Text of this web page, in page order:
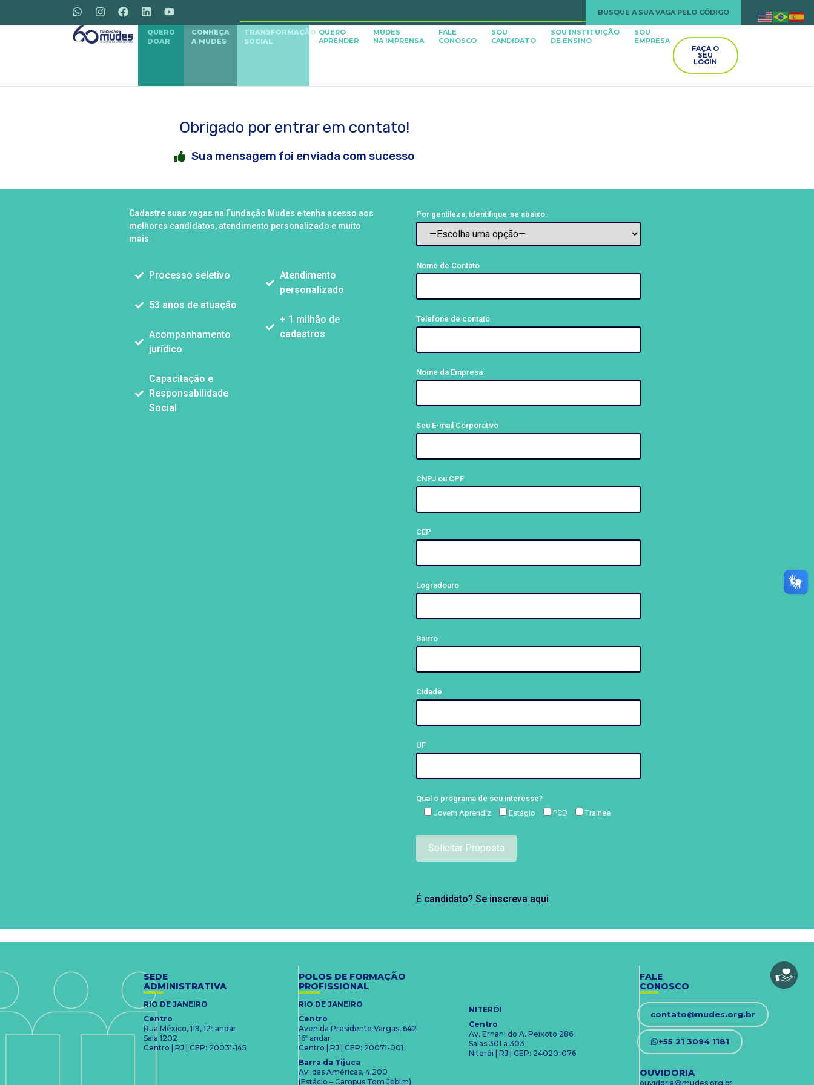
BUSQUE A SUA VAGA PELO CÓDIGO
QUERO
DOAR
CONHEÇA
A MUDES
TRANSFORMAÇÃO
SOCIAL
QUERO
APRENDER
MUDES
NA IMPRENSA
FALE
CONOSCO
SOU
CANDIDATO
SOU INSTITUIÇÃO
DE ENSINO
SOU
EMPRESA
FAÇA O
SEU
LOGIN
Obrigado por entrar em contato!
Sua mensagem foi enviada com sucesso
Cadastre suas vagas na Fundação Mudes e tenha acesso aos
melhores candidatos, atendimento personalizado e muito
mais:
Processo seletivo
53 anos de atuação
Acompanhamento
jurídico
Capacitação e
Responsabilidade
Social
Atendimento
personalizado
+ 1 milhão de
cadastros
Por gentileza, identifique-se abaixo:
Nome de Contato
Telefone de contato
Nome da Empresa
Seu E-mail Corporativo
CNPJ ou CPF
CEP
Logradouro
Bairro
Cidade
UF
Qual o programa de seu interesse?
Jovem Aprendiz
Estágio PCD Trainee
É candidato? Se inscreva aqui
SEDE
ADMINISTRATIVA
RIO DE JANEIRO
Centro
Rua México, 119, 12º andar
Sala 1202
Centro | RJ | CEP: 20031-145
POLOS DE FORMAÇÃO
PROFISSIONAL
RIO DE JANEIRO
Centro
Avenida Presidente Vargas, 642
16º andar
Centro | RJ | CEP: 20071-001
Barra da Tijuca
Av. das Américas, 4.200
(Estácio – Campus Tom Jobim)
NITERÓI
Centro
Av. Ernani do A. Peixoto 286
Salas 301 a 303
Niterói | RJ | CEP: 24020-076
FALE
CONOSCO
contato@mudes.org.br
+55 21 3094 1181
OUVIDORIA
ouvidoria@mudes.org.br